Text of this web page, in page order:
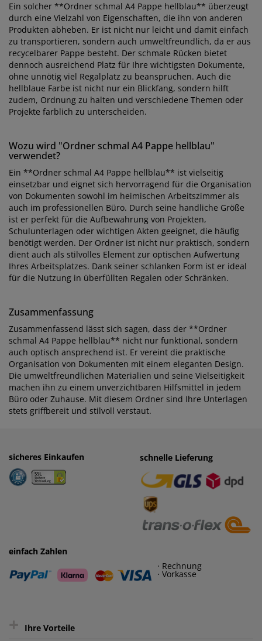
Ein solcher **Ordner schmal A4 Pappe hellblau** überzeugt
durch eine Vielzahl von Eigenschaften, die ihn von anderen
Produkten abheben. Er ist nicht nur leicht und damit einfach
zu transportieren, sondern auch umweltfreundlich, da er aus
recycelbarer Pappe besteht. Der schmale Rücken bietet
dennoch ausreichend Platz für Ihre wichtigsten Dokumente,
ohne unnötig viel Regalplatz zu beanspruchen. Auch die
hellblaue Farbe ist nicht nur ein Blickfang, sondern hilft
zudem, Ordnung zu halten und verschiedene Themen oder
Projekte farblich zu unterscheiden.
Wozu wird "Ordner schmal A4 Pappe hellblau"
verwendet?
Ein **Ordner schmal A4 Pappe hellblau** ist vielseitig
einsetzbar und eignet sich hervorragend für die Organisation
von Dokumenten sowohl im heimischen Arbeitszimmer als
auch im professionellen Büro. Durch seine handliche Größe
ist er perfekt für die Aufbewahrung von Projekten,
Schulunterlagen oder wichtigen Akten geeignet, die häufig
benötigt werden. Der Ordner ist nicht nur praktisch, sondern
dient auch als stilvolles Element zur optischen Aufwertung
Ihres Arbeitsplatzes. Dank seiner schlanken Form ist er ideal
für die Nutzung in überfüllten Regalen oder Schränken.
Zusammenfassung
Zusammenfassend lässt sich sagen, dass der **Ordner
schmal A4 Pappe hellblau** nicht nur funktional, sondern
auch optisch ansprechend ist. Er vereint die praktische
Organisation von Dokumenten mit einem eleganten Design.
Die umweltfreundlichen Materialien und seine Vielseitigkeit
machen ihn zu einem unverzichtbaren Hilfsmittel in jedem
Büro oder Zuhause. Mit diesem Ordner sind Ihre Unterlagen
stets griffbereit und stilvoll verstaut.
sicheres Einkaufen einfaches Zahlen
· Rechnung
· Vorkasse
schnelle Lieferung
einfach Zahlen
· Rechnung
· Vorkasse
+ Ihre Vorteile